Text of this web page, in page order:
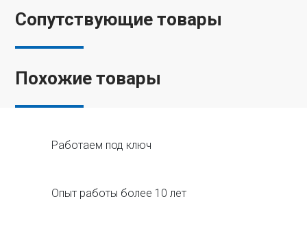
Сопутствующие товары
Похожие товары
Работаем под ключ
Опыт работы более 10 лет